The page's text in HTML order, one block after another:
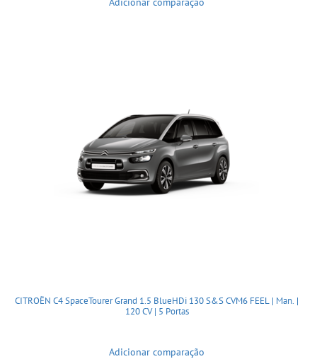
CITROËN C4 SpaceTourer Grand 1.5 BlueHDi 130 S&S CVM6 FEEL | Man. |
120 CV | 5 Portas
Adicionar comparação